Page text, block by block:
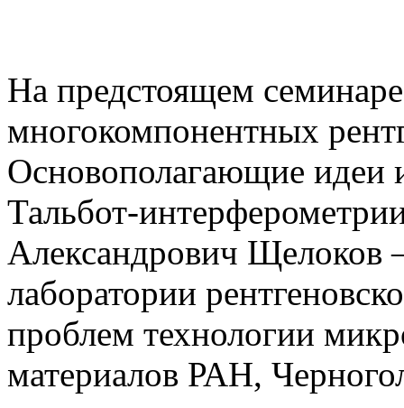
На предстоящем
многокомпонентных
Основополагающие идеи
Тальбот-
Александрович Щелоков
лаборатории
проблем технологии
материалов РАН,